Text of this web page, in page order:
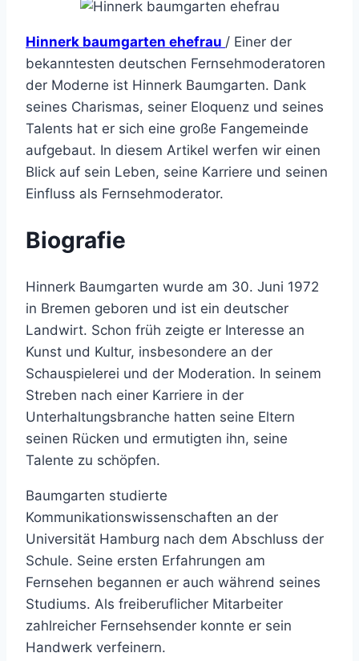
Hinnerk baumgarten ehefrau / Einer der
bekanntesten deutschen Fernsehmoderatoren
der Moderne ist Hinnerk Baumgarten. Dank
seines Charismas, seiner Eloquenz und seines
Talents hat er sich eine große Fangemeinde
aufgebaut. In diesem Artikel werfen wir einen
Blick auf sein Leben, seine Karriere und seinen
Einfluss als Fernsehmoderator.
Biografie
Hinnerk Baumgarten wurde am 30. Juni 1972
in Bremen geboren und ist ein deutscher
Landwirt. Schon früh zeigte er Interesse an
Kunst und Kultur, insbesondere an der
Schauspielerei und der Moderation. In seinem
Streben nach einer Karriere in der
Unterhaltungsbranche hatten seine Eltern
seinen Rücken und ermutigten ihn, seine
Talente zu schöpfen.
Baumgarten studierte
Kommunikationswissenschaften an der
Universität Hamburg nach dem Abschluss der
Schule. Seine ersten Erfahrungen am
Fernsehen begannen er auch während seines
Studiums. Als freiberuflicher Mitarbeiter
zahlreicher Fernsehsender konnte er sein
Handwerk verfeinern.